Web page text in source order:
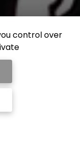
control over